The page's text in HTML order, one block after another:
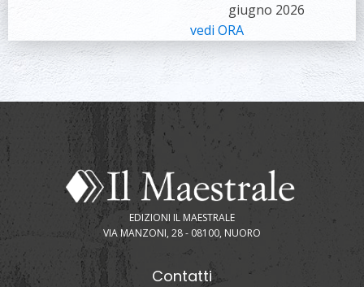
giugno 2026
vedi ORA
EDIZIONI IL MAESTRALE
VIA MANZONI, 28 - 08100, NUORO
Contatti